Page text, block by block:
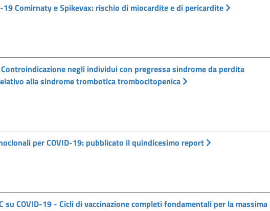
19 Comirnaty e Spikevax: rischio di miocardite e di pericardite
Controindicazione negli individui con pregressa sindrome da perdita
alla sindrome trombotica trombocitopenica
per COVID-19: pubblicato il quindicesimo report
su COVID-19 - Cicli di vaccinazione completi fondamentali per la massima